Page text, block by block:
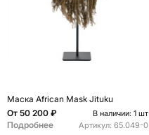
Маска African Mask Jituku
От 50 200 ₽ В наличии: 1 шт
Подробнее Артикул: 65.049-0